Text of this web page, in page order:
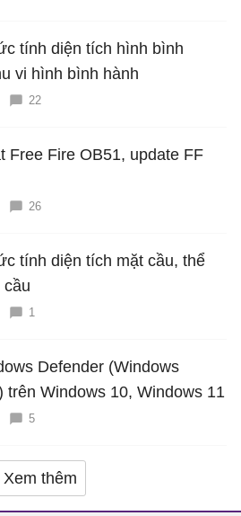
tính diện tích hình bình
vi hình bình hành
22
Free Fire OB51, update FF
26
tính diện tích mặt cầu, thể
cầu
1
Defender (Windows
trên Windows 10, Windows 11
5
Xem thêm